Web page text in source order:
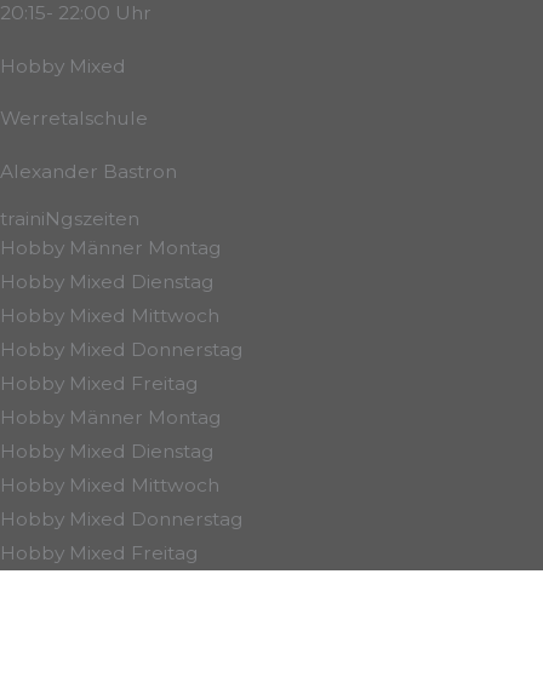
20:15- 22:00 Uhr
Hobby Mixed
Werretalschule
Alexander Bastron
trainiNgszeiten
Hobby Männer Montag
Hobby Mixed Dienstag
Hobby Mixed Mittwoch
Hobby Mixed Donnerstag
Hobby Mixed Freitag
Hobby Männer Montag
Hobby Mixed Dienstag
Hobby Mixed Mittwoch
Hobby Mixed Donnerstag
Hobby Mixed Freitag